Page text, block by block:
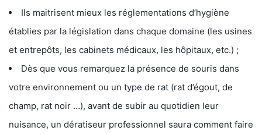
Ils maitrisent mieux les réglementations d’hygiène
établies par la législation dans chaque domaine (les usines
et entrepôts, les cabinets médicaux, les hôpitaux, etc.) ;
Dès que vous remarquez la présence de souris dans
votre environnement ou un type de rat (rat d’égout, de
champ, rat noir …), avant de subir au quotidien leur
nuisance, un dératiseur professionnel saura comment faire